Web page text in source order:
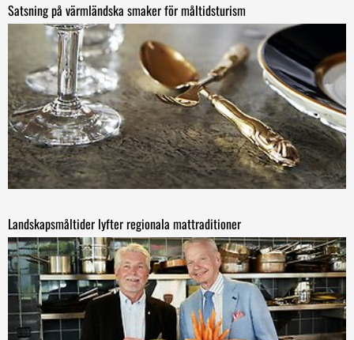
Satsning på värmländska smaker för måltidsturism
Landskapsmåltider lyfter regionala mattraditioner